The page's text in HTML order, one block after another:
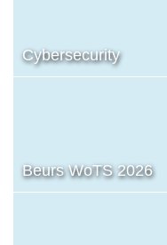
Cybersecurity
Beurs WoTS 2026